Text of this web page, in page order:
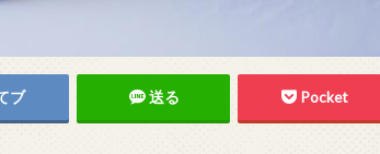
ブ 送る Pocket